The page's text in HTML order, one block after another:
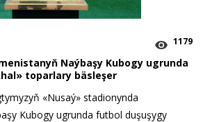
1179
Naýbaşy Kubogy ugrunda
toparlary bäsleşer
«Nusaý» stadionynda
Kubogy ugrunda futbol duşuşygy